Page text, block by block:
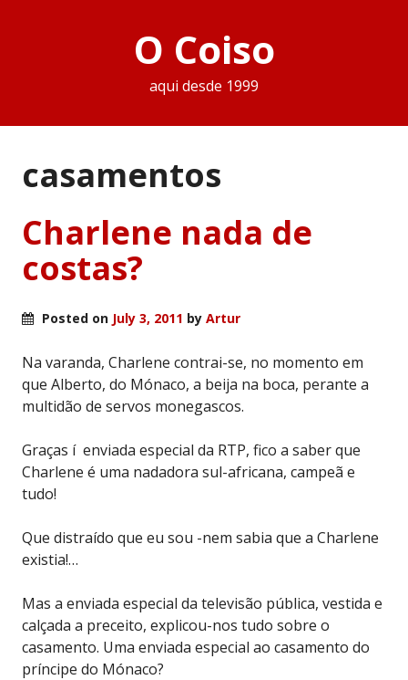
O Coiso
aqui desde 1999
casamentos
Charlene nada de
costas?
Posted on July 3, 2011 by Artur
Na varanda, Charlene contrai-se, no momento em
que Alberto, do Mónaco, a beija na boca, perante a
multidão de servos monegascos.
Graças í enviada especial da RTP, fico a saber que
Charlene é uma nadadora sul-africana, campeã e
tudo!
Que distraído que eu sou -nem sabia que a Charlene
existia!…
Mas a enviada especial da televisão pública, vestida e
calçada a preceito, explicou-nos tudo sobre o
casamento. Uma enviada especial ao casamento do
príncipe do Mónaco?